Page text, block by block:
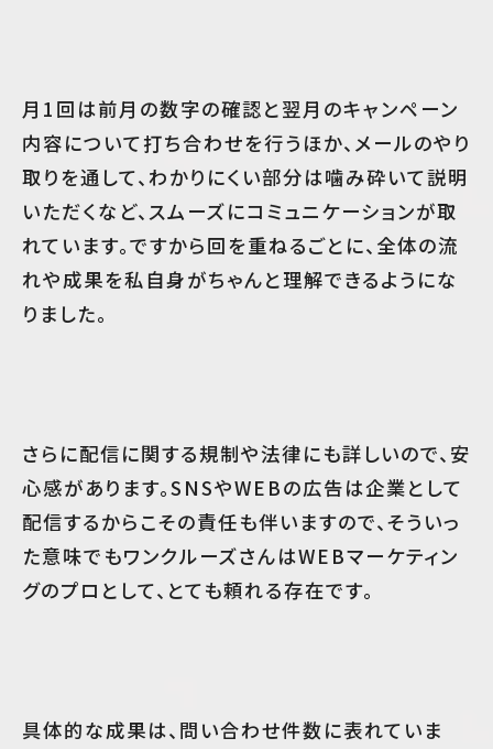
月1回は前月の数字の確認と翌月のキャンペーン
内容について打ち合わせを行うほか、メールのやり
取りを通して、わかりにくい部分は噛み砕いて説明
いただくなど、スムーズにコミュニケーションが取
れています。ですから回を重ねるごとに、全体の流
れや成果を私自身がちゃんと理解できるようにな
りました。
さらに配信に関する規制や法律にも詳しいので、安
心感があります。SNSやWEBの広告は企業として
配信するからこその責任も伴いますので、そういっ
た意味でもワンクルーズさんはWEBマーケティン
グのプロとして、とても頼れる存在です。
具体的な成果は、問い合わせ件数に表れていま